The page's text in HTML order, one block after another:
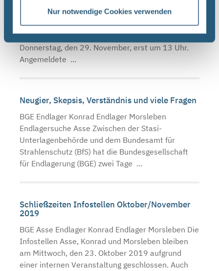
Nur notwendige Cookies verwenden
BGE Endlager Konrad Asse Endlager Morsleben
Aufgrund einer Betriebsversammlung öffnen die
Infostellen Asse, Konrad und Morsleben am
Donnerstag, den 29. November, erst um 13 Uhr.
Angemeldete ...
Neugier, Skepsis, Verständnis und viele Fragen
BGE Endlager Konrad Endlager Morsleben
Endlagersuche Asse Zwischen der Stasi-
Unterlagenbehörde und dem Bundesamt für
Strahlenschutz (BfS) hat die Bundesgesellschaft
für Endlagerung (BGE) zwei Tage ...
Schließzeiten Infostellen Oktober/November
2019
BGE Asse Endlager Konrad Endlager Morsleben Die
Infostellen Asse, Konrad und Morsleben bleiben
am Mittwoch, den 23. Oktober 2019 aufgrund
einer internen Veranstaltung geschlossen. Auch